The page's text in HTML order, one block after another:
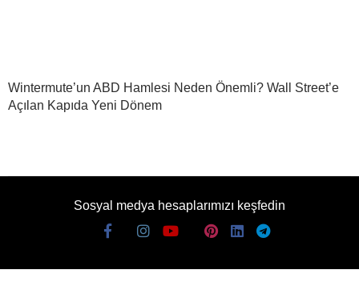
Wintermute’un ABD Hamlesi Neden Önemli? Wall Street’e
Açılan Kapıda Yeni Dönem
Sosyal medya hesaplarımızı keşfedin